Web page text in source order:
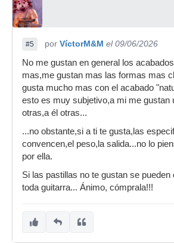
#5 por VíctorM&M el 09/06/2026
No me gustan en general los
mas,me gustan mas las formas mas
gusta mucho mas con el acabado
esto es muy subjetivo,a mi me gustan
otras,a él otras...
...no obstante,si a ti te gusta,las
convencen,el peso,la salida...no lo
por ella.
Si las pastillas no te gustan se
toda guitarra... Ánimo, cómprala!!!